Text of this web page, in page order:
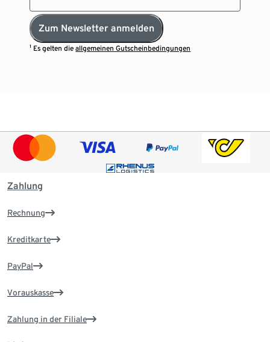
Zum Newsletter anmelden
¹ Es gelten dieallgemeinen Gutscheinbedingungen
Zahlung
Rechnung
Kreditkarte
PayPal
Vorauskasse
Zahlung in der Filiale